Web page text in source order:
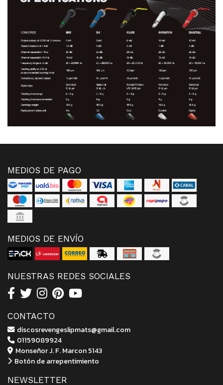
MEDIOS DE PAGO
MEDIOS DE ENVÍO
NUESTRAS REDES SOCIALES
CONTACTO
discosrevengeslipmats@gmail.com
01159089924
Monseñor J. F. Marcon 5143
Botón de arrepentimiento
NEWSLETTER